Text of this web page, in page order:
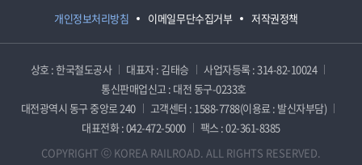
개인정보처리방침 이메일무단수집거부 저작권정책
상호 : 한국철도공사 대표자 : 김태승
사업자등록 : 314-82-10024
통신판매업신고 : 대전 동구-0233호
대전광역시 동구 중앙로 240
고객센터 : 1588-7788(이용료 : 발신자부담)
대표전화 : 042-472-5000
팩스 : 02-361-8385
COPYRIGHT ⓒ KOREA RAILROAD. ALL RIGHTS RESERVED.